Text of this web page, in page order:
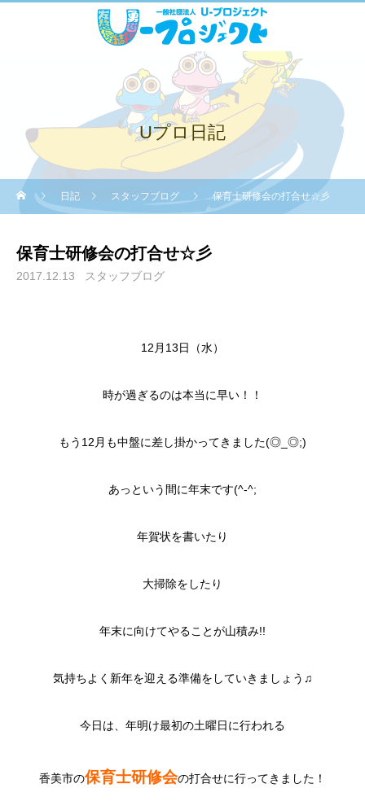
Uプロ日記
日記 スタッフブログ 保育士研修会の打合せ☆彡
保育士研修会の打合せ☆彡
2017.12.13 スタッフブログ
12月13日（水）
時が過ぎるのは本当に早い！！
もう12月も中盤に差し掛かってきました(◎_◎;)
あっという間に年末です(^-^;
年賀状を書いたり
大掃除をしたり
年末に向けてやることが山積み!!
気持ちよく新年を迎える準備をしていきましょう♫
今日は、年明け最初の土曜日に行われる
香美市の保育士研修会の打合せに行ってきました！